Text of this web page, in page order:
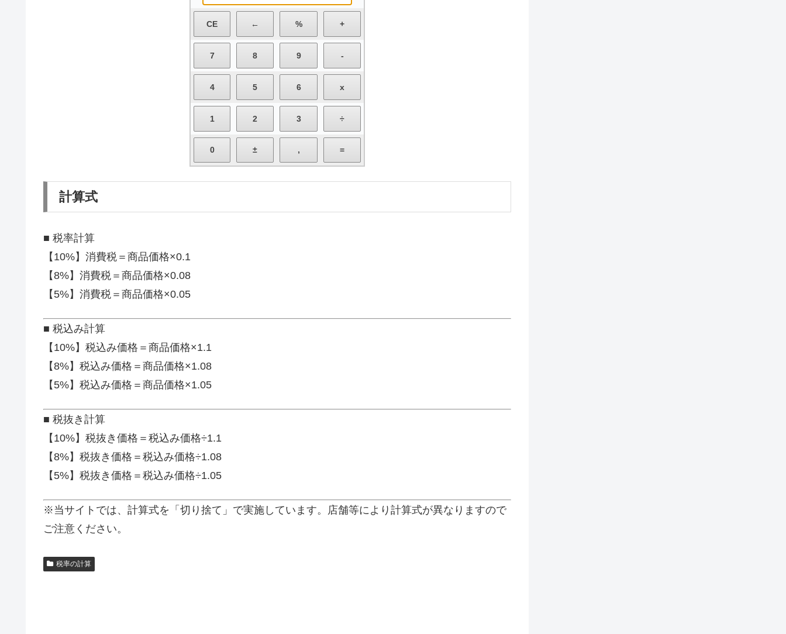
計算式
■ 税率計算
【10%】消費税＝商品価格×0.1
【8%】消費税＝商品価格×0.08
【5%】消費税＝商品価格×0.05
■ 税込み計算
【10%】税込み価格＝商品価格×1.1
【8%】税込み価格＝商品価格×1.08
【5%】税込み価格＝商品価格×1.05
■ 税抜き計算
【10%】税抜き価格＝税込み価格÷1.1
【8%】税抜き価格＝税込み価格÷1.08
【5%】税抜き価格＝税込み価格÷1.05
※当サイトでは、計算式を「切り捨て」で実施しています。店舗等により計算式が異なりますので
ご注意ください。
税率の計算